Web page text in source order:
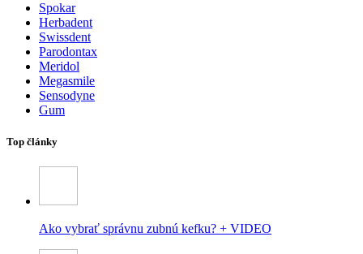
Spokar
Herbadent
Swissdent
Parodontax
Meridol
Megasmile
Sensodyne
Gum
Top články
Ako vybrať správnu zubnú kefku? + VIDEO